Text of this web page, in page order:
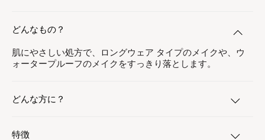
どんなもの？
肌にやさしい処方で、ロングウェア タイプのメイクや、ウ
ォータープルーフのメイクをすっきり落とします。
どんな方に？
特徴